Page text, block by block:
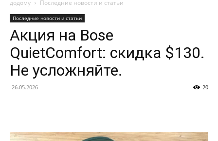
додому Последние новости и статьи
Последние новости и статьи
Акция на Bose
QuietComfort: скидка $130.
Не усложняйте.
26.05.2026 20